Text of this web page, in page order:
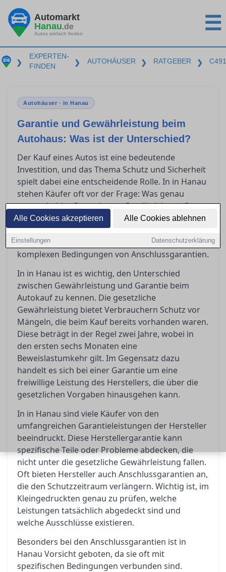
Alle Cookies akzeptieren Alle Cookies ablehnen
Einstellungen Datenschutzerklärung
Automarkt
Hanau.de
Autos einfach finden ☰
❯
EXPERTEN-
FINDEN
❯ AUTOHÄUSER ❯ RATGEBER ❯
Autohäuser · in Hanau
Garantie und Gewährleistung beim
Autohaus: Was ist der Unterschied?
Der Kauf eines Autos ist eine bedeutende
Investition, und das Thema Schutz und Sicherheit
spielt dabei eine entscheidende Rolle. In in Hanau
stehen Käufer oft vor der Frage: Was genau
unterscheidet Garantie von Gewährleistung?
Dieser Artikel bietet klare Orientierung, indem er
die gesetzlichen und vertraglichen Regelungen
beleuchtet, sowie die Fallstricke in den oft
komplexen Bedingungen von Anschlussgarantien.
In in Hanau ist es wichtig, den Unterschied
zwischen Gewährleistung und Garantie beim
Autokauf zu kennen. Die gesetzliche
Gewährleistung bietet Verbrauchern Schutz vor
Mängeln, die beim Kauf bereits vorhanden waren.
Diese beträgt in der Regel zwei Jahre, wobei in
den ersten sechs Monaten eine
Beweislastumkehr gilt. Im Gegensatz dazu
handelt es sich bei einer Garantie um eine
freiwillige Leistung des Herstellers, die über die
gesetzlichen Vorgaben hinausgehen kann.
In in Hanau sind viele Käufer von den
umfangreichen Garantieleistungen der Hersteller
beeindruckt. Diese Herstellergarantie kann
spezifische Teile oder Probleme abdecken, die
nicht unter die gesetzliche Gewährleistung fallen.
Oft bieten Hersteller auch Anschlussgarantien an,
die den Schutzzeitraum verlängern. Wichtig ist, im
Kleingedruckten genau zu prüfen, welche
Leistungen tatsächlich abgedeckt sind und
welche Ausschlüsse existieren.
Besonders bei den Anschlussgarantien ist in
Hanau Vorsicht geboten, da sie oft mit
spezifischen Bedingungen verbunden sind.